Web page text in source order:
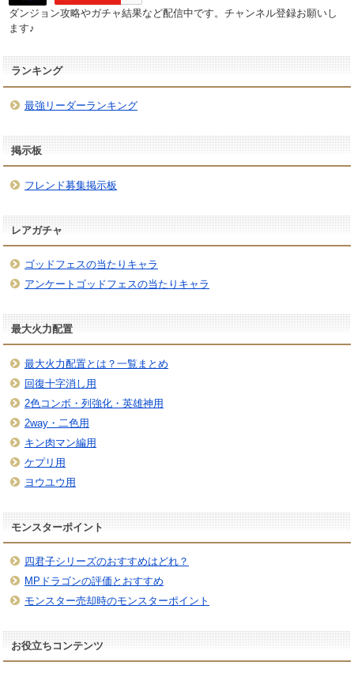
ダンジョン攻略やガチャ結果など配信中です。チャンネル登録お願いし
ます♪
ランキング
最強リーダーランキング
掲示板
フレンド募集掲示板
レアガチャ
ゴッドフェスの当たりキャラ
アンケートゴッドフェスの当たりキャラ
最大火力配置
最大火力配置とは？一覧まとめ
回復十字消し用
2色コンボ・列強化・英雄神用
2way・二色用
キン肉マン編用
ケプリ用
ヨウユウ用
モンスターポイント
四君子シリーズのおすすめはどれ？
MPドラゴンの評価とおすすめ
モンスター売却時のモンスターポイント
お役立ちコンテンツ